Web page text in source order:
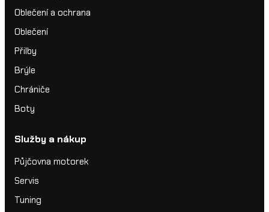
Oblečení a ochrana
Oblečení
Přilby
Brýle
Chrániče
Boty
Služby a nákup
Půjčovna motorek
Servis
Tuning